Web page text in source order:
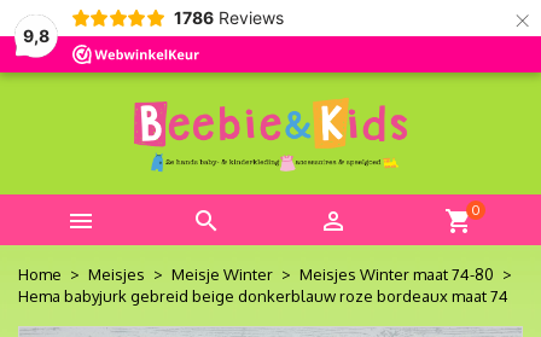
9,8
1786 Reviews ×
   shopping_cart0
Home Meisjes Meisje Winter
Meisjes Winter maat 74-80
Hema babyjurk gebreid beige donkerblauw roze bordeaux maat 74